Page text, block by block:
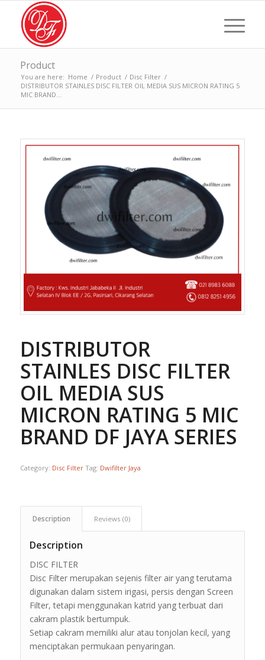
Product
You are here: Home / Product / Disc Filter /
DISTRIBUTOR STAINLES DISC FILTER OIL MEDIA SUS MICRON RATING 5
MIC BRAND...
DISTRIBUTOR
STAINLES DISC FILTER
OIL MEDIA SUS
MICRON RATING 5 MIC
BRAND DF JAYA SERIES
Category: Disc Filter Tag: Dwifilter Jaya
Description Reviews (0)
Description
DISC FILTER
Disc Filter merupakan sejenis filter air yang terutama
digunakan dalam sistem irigasi, persis dengan Screen
Filter, tetapi menggunakan katrid yang terbuat dari
cakram plastik bertumpuk.
Setiap cakram memiliki alur atau tonjolan kecil, yang
menciptakan permukaan penyaringan.